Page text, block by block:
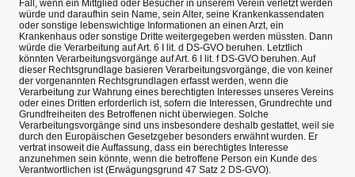
Fall, wenn ein Mittglied oder Besucher in unserem Verein verletzt werden
würde und daraufhin sein Name, sein Alter, seine Krankenkassendaten
oder sonstige lebenswichtige Informationen an einen Arzt, ein
Krankenhaus oder sonstige Dritte weitergegeben werden müssten. Dann
würde die Verarbeitung auf Art. 6 I lit. d DS-GVO beruhen. Letztlich
könnten Verarbeitungsvorgänge auf Art. 6 I lit. f DS-GVO beruhen. Auf
dieser Rechtsgrundlage basieren Verarbeitungsvorgänge, die von keiner
der vorgenannten Rechtsgrundlagen erfasst werden, wenn die
Verarbeitung zur Wahrung eines berechtigten Interesses unseres Vereins
oder eines Dritten erforderlich ist, sofern die Interessen, Grundrechte und
Grundfreiheiten des Betroffenen nicht überwiegen. Solche
Verarbeitungsvorgänge sind uns insbesondere deshalb gestattet, weil sie
durch den Europäischen Gesetzgeber besonders erwähnt wurden. Er
vertrat insoweit die Auffassung, dass ein berechtigtes Interesse
anzunehmen sein könnte, wenn die betroffene Person ein Kunde des
Verantwortlichen ist (Erwägungsgrund 47 Satz 2 DS-GVO).